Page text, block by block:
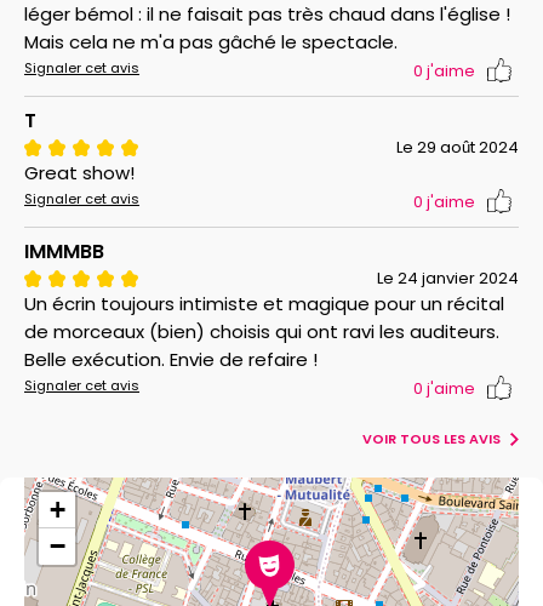
léger bémol : il ne faisait pas très chaud dans l'église !
Mais cela ne m'a pas gâché le spectacle.
Signaler cet avis 0 j'aime
T
Le 29 août 2024
Great show!
Signaler cet avis 0 j'aime
IMMMBB
Le 24 janvier 2024
Un écrin toujours intimiste et magique pour un récital
de morceaux (bien) choisis qui ont ravi les auditeurs.
Belle exécution. Envie de refaire !
Signaler cet avis 0 j'aime
VOIR TOUS LES AVIS
+
−